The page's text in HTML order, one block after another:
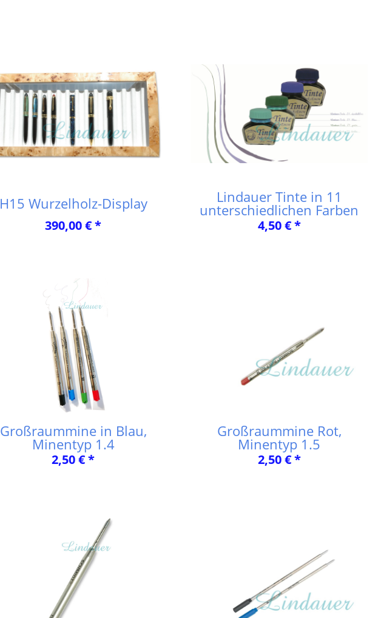
H15 Wurzelholz-Display
390,00 € *
Lindauer Tinte in 11
unterschiedlichen Farben
4,50 € *
Großraummine in Blau,
Minentyp 1.4
2,50 € *
Großraummine Rot,
Minentyp 1.5
2,50 € *